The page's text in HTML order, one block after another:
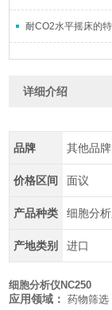
耐CO2水平摇床的
详细介绍
品牌 其他品牌
价格区间 面议
产品种类 细胞分
产地类别 进口
细胞分析仪NC250
应用领域：药物筛选